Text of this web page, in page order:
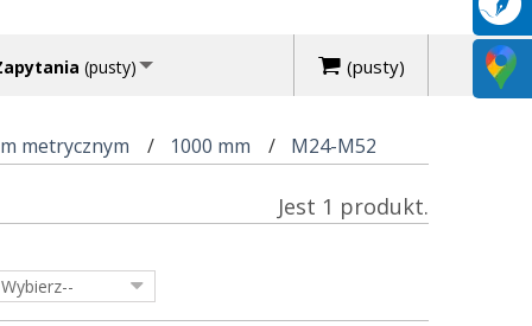
(pusty)
(pusty)
metrycznym 1000 mm M24-M52
Jest 1 produkt.